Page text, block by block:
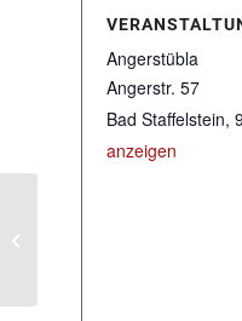
Angerstübla
Angerstr. 57
Bad Staffelstein,
anzeigen